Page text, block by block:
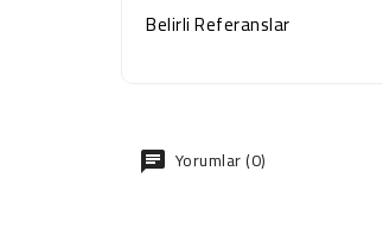
Belirli Referanslar
Yorumlar (0)